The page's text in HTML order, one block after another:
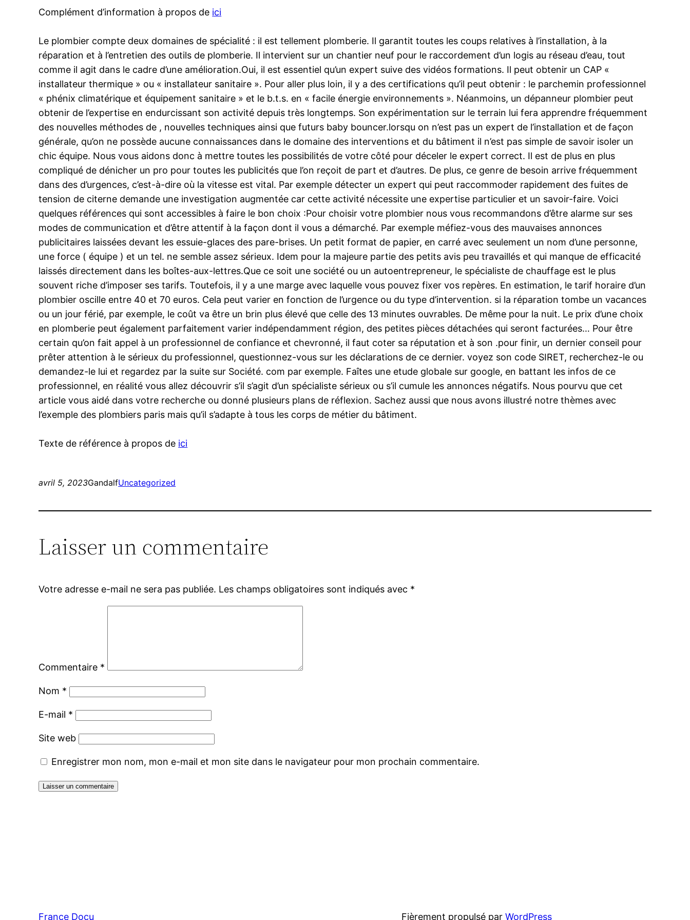
Complément d’information à propos de ici
Le plombier compte deux domaines de spécialité : il est tellement plomberie. Il garantit toutes les coups relatives à l’installation, à la
réparation et à l’entretien des outils de plomberie. Il intervient sur un chantier neuf pour le raccordement d’un logis au réseau d’eau, tout
comme il agit dans le cadre d’une amélioration.Oui, il est essentiel qu’un expert suive des vidéos formations. Il peut obtenir un CAP «
installateur thermique » ou « installateur sanitaire ». Pour aller plus loin, il y a des certifications qu’il peut obtenir : le parchemin professionnel
« phénix climatérique et équipement sanitaire » et le b.t.s. en « facile énergie environnements ». Néanmoins, un dépanneur plombier peut
obtenir de l’expertise en endurcissant son activité depuis très longtemps. Son expérimentation sur le terrain lui fera apprendre fréquemment
des nouvelles méthodes de , nouvelles techniques ainsi que futurs baby bouncer.lorsqu on n’est pas un expert de l’installation et de façon
générale, qu’on ne possède aucune connaissances dans le domaine des interventions et du bâtiment il n’est pas simple de savoir isoler un
chic équipe. Nous vous aidons donc à mettre toutes les possibilités de votre côté pour déceler le expert correct. Il est de plus en plus
compliqué de dénicher un pro pour toutes les publicités que l’on reçoit de part et d’autres. De plus, ce genre de besoin arrive fréquemment
dans des d’urgences, c’est-à-dire où la vitesse est vital. Par exemple détecter un expert qui peut raccommoder rapidement des fuites de
tension de citerne demande une investigation augmentée car cette activité nécessite une expertise particulier et un savoir-faire. Voici
quelques références qui sont accessibles à faire le bon choix :Pour choisir votre plombier nous vous recommandons d’être alarme sur ses
modes de communication et d’être attentif à la façon dont il vous a démarché. Par exemple méfiez-vous des mauvaises annonces
publicitaires laissées devant les essuie-glaces des pare-brises. Un petit format de papier, en carré avec seulement un nom d’une personne,
une force ( équipe ) et un tel. ne semble assez sérieux. Idem pour la majeure partie des petits avis peu travaillés et qui manque de efficacité
laissés directement dans les boîtes-aux-lettres.Que ce soit une société ou un autoentrepreneur, le spécialiste de chauffage est le plus
souvent riche d’imposer ses tarifs. Toutefois, il y a une marge avec laquelle vous pouvez fixer vos repères. En estimation, le tarif horaire d’un
plombier oscille entre 40 et 70 euros. Cela peut varier en fonction de l’urgence ou du type d’intervention. si la réparation tombe un vacances
ou un jour férié, par exemple, le coût va être un brin plus élevé que celle des 13 minutes ouvrables. De même pour la nuit. Le prix d’une choix
en plomberie peut également parfaitement varier indépendamment région, des petites pièces détachées qui seront facturées… Pour être
certain qu’on fait appel à un professionnel de confiance et chevronné, il faut coter sa réputation et à son .pour finir, un dernier conseil pour
prêter attention à le sérieux du professionnel, questionnez-vous sur les déclarations de ce dernier. voyez son code SIRET, recherchez-le ou
demandez-le lui et regardez par la suite sur Société. com par exemple. Faîtes une etude globale sur google, en battant les infos de ce
professionnel, en réalité vous allez découvrir s’il s’agit d’un spécialiste sérieux ou s’il cumule les annonces négatifs. Nous pourvu que cet
article vous aidé dans votre recherche ou donné plusieurs plans de réflexion. Sachez aussi que nous avons illustré notre thèmes avec
l’exemple des plombiers paris mais qu’il s’adapte à tous les corps de métier du bâtiment.
Texte de référence à propos de ici
avril 5, 2023GandalfUncategorized
Laisser un commentaire
Votre adresse e-mail ne sera pas publiée. Les champs obligatoires sont indiqués avec *
Commentaire *
Nom *
E-mail *
Site web
Enregistrer mon nom, mon e-mail et mon site dans le navigateur pour mon prochain commentaire.
France Docu Fièrement propulsé parWordPress